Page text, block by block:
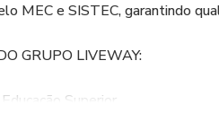
MEC e SISTEC, garantindo
GRUPO LIVEWAY:
Superior